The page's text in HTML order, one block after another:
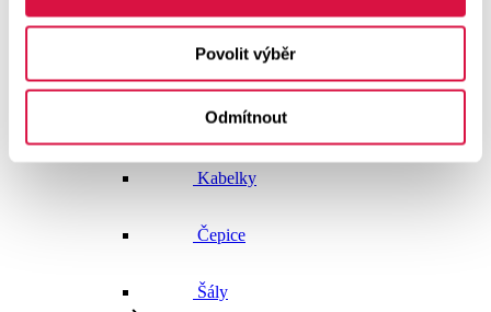
Povolit výběr
Odmítnout
Pásky
Peněženky
Kabelky
Čepice
Šály